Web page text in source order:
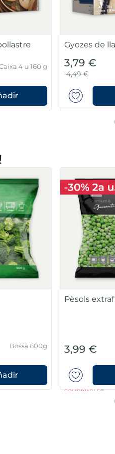
4 u 160 g
Gyozes de
3,79 €
4,49 €
Bossa 600g
Pèsols
3,99 €
COMBINABLE